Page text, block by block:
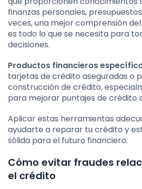
finanzas personales,
veces, una mejor comprensión
es todo lo que se necesita para
decisiones.
Productos financieros
tarjetas de crédito aseguradas o
construcción de crédito,
para mejorar puntajes de crédito
Aplicar estas herramientas
ayudarte a reparar tu crédito y
sólida para el futuro financiero.
Cómo evitar fraudes
el crédito